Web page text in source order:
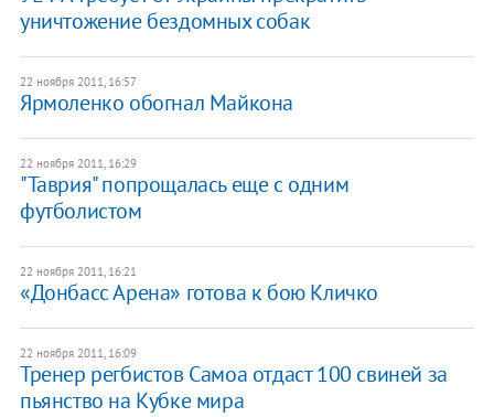
уничтожение бездомных собак
22 ноября 2011, 16:57
Ярмоленко обогнал Майкона
22 ноября 2011, 16:29
"Таврия" попрощалась еще с одним
футболистом
22 ноября 2011, 16:21
«Донбасс Арена» готова к бою Кличко
22 ноября 2011, 16:09
Тренер регбистов Самоа отдаст 100 свиней за
пьянство на Кубке мира